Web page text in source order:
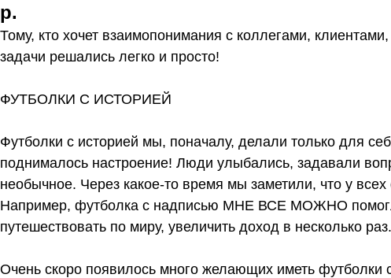
р.
Тому, кто хочет взаимопонимания с коллегами,
задачи решались легко и просто!
ФУТБОЛКИ С ИСТОРИЕЙ
Футболки с историей мы, поначалу, делали только для
поднималось настроение! Люди улыбались, задавали
необычное. Через какое-то время мы заметили, что у
Например, футболка с надписью МНЕ ВСЕ МОЖНО
путешествовать по миру, увеличить доход в несколько раз.
Очень скоро появилось много желающих иметь